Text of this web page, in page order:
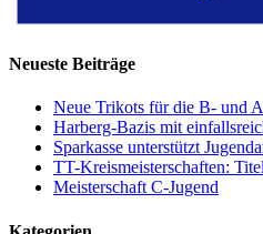
Neueste Beiträge
Neue Trikots für die B- und
Harberg-Bazis mit
Sparkasse unterstützt
TT-Kreismeisterschaften:
Meisterschaft C-Jugend